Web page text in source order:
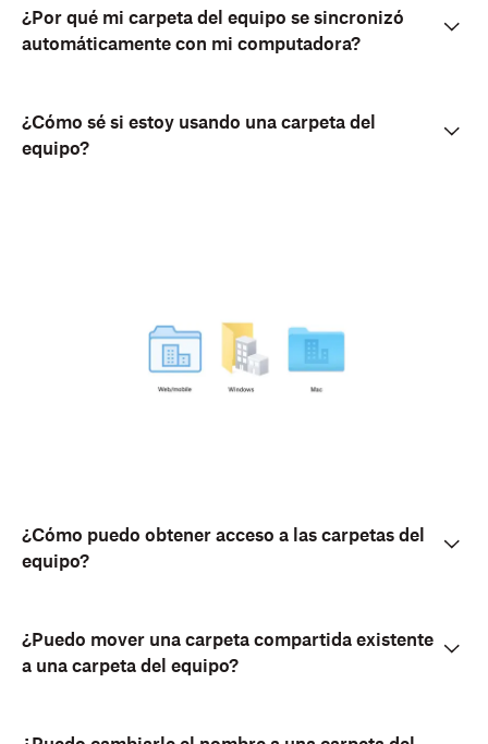
¿Por qué mi carpeta del equipo se sincronizó
automáticamente con mi computadora?
¿Cómo sé si estoy usando una carpeta del
equipo?
¿Cómo puedo obtener acceso a las carpetas del
equipo?
¿Puedo mover una carpeta compartida existente
a una carpeta del equipo?